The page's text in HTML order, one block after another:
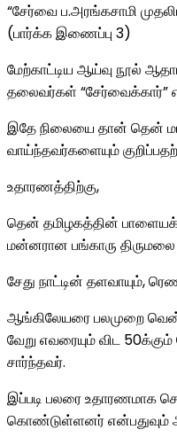
“சேர்வை ப.அரங்கசாமி
(பார்க்க இணைப்பு 3)
மேற்காட்டிய ஆய்வு நூல்
தலைவர்கள் “சேர்வைக்கார்”
இதே நிலையை தான் தென்
வாய்ந்தவர்களையும்
உதாரணத்திற்கு,
தென் தமிழகத்தின்
மன்னரான பங்காரு
சேது நாட்டின் தளவாயும்,
ஆங்கிலேயரை பலமுறை
வேறு எவரையும் விட
சார்ந்தவர்.
இப்படி பலரை உதாரணமாக
கொண்டுள்ளனர் என்பதுவும்